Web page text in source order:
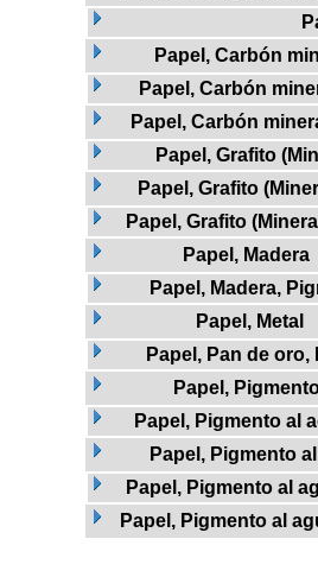
Papel, Carbón
Papel, Carbón
Papel, Carbón
Papel, Grafito
Papel, Grafito
Papel, Grafito
Papel, Madera
Papel, Madera,
Papel, Metal
Papel, Pan de oro,
Papel,
Papel, Pigmento al
Papel, Pigmento
Papel, Pigmento al
Papel, Pigmento al